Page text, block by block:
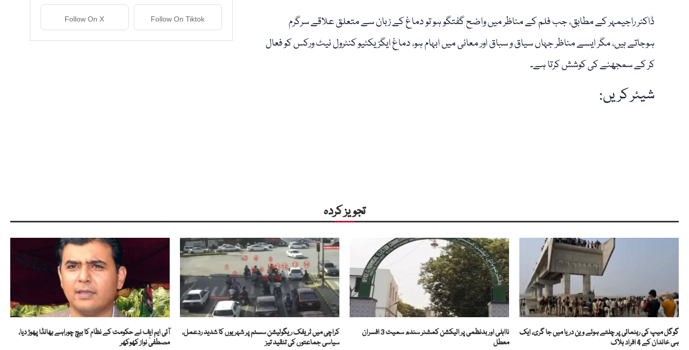
ڈاکٹر راجیمہر کے مطابق، جب فلم کے مناظر میں واضح گفتگو ہو تو دماغ کے زبان سے متعلق علاقے سرگرم
ہوجاتے ہیں، مگر ایسے مناظر جہاں سیاق و سباق اور معانی میں ابہام ہو، دماغ ایگزیکٹیو کنٹرول نیٹ ورکس کو فعال
کر کے سمجھنے کی کوشش کرتا ہے۔
شیئر کریں:
Follow On Tiktok
Follow On X
تجویز کردہ
گوگل میپ کی رہنمائی پر چلتے ہوئے وین دریا میں جا گری، ایک
ہی خاندان کے 4 افراد ہلاک
نااہلی اور بدنظمی پر الیکشن کمشنر سندھ سمیت 3 افسران
معطل
کراچی میں ٹریفک ریگولیشن سسٹم پر شہریوں کا شدید ردعمل،
سیاسی جماعتوں کی تنقید تیز
آئی ایم ایف نے حکومت کے نظام کا بیچ چوراہے بھانڈا پھوڑ دیا،
مصطفیٰ نواز کھوکھر